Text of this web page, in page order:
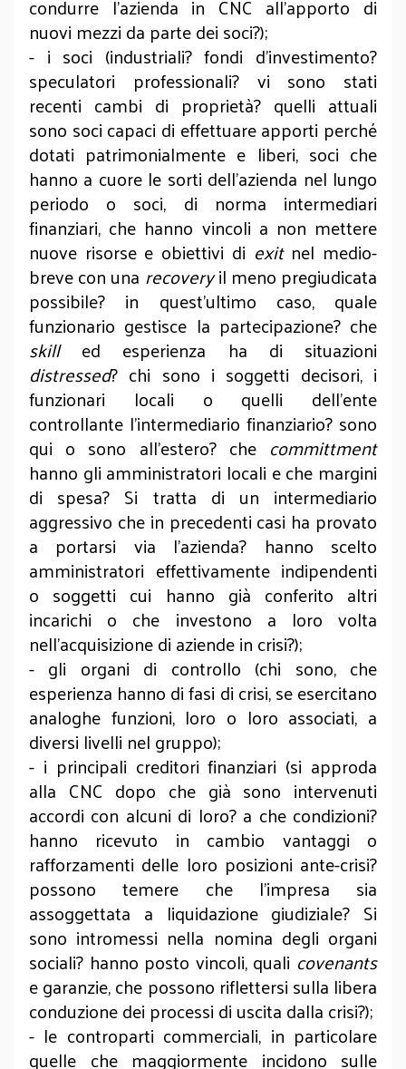
condurre l’azienda in CNC all’apporto di
nuovi mezzi da parte dei soci?);
- i soci (industriali? fondi d’investimento?
speculatori professionali? vi sono stati
recenti cambi di proprietà? quelli attuali
sono soci capaci di effettuare apporti perché
dotati patrimonialmente e liberi, soci che
hanno a cuore le sorti dell’azienda nel lungo
periodo o soci, di norma intermediari
finanziari, che hanno vincoli a non mettere
nuove risorse e obiettivi di exitnel medio-
breve con una recoveryil meno pregiudicata
possibile? in quest’ultimo caso, quale
funzionario gestisce la partecipazione? che
skill ed esperienza ha di situazioni
distressed? chi sono i soggetti decisori, i
funzionari locali o quelli dell’ente
controllante l’intermediario finanziario? sono
qui o sono all’estero? che committment
hanno gli amministratori locali e che margini
di spesa? Si tratta di un intermediario
aggressivo che in precedenti casi ha provato
a portarsi via l’azienda? hanno scelto
amministratori effettivamente indipendenti
o soggetti cui hanno già conferito altri
incarichi o che investono a loro volta
nell’acquisizione di aziende in crisi?);
- gli organi di controllo (chi sono, che
esperienza hanno di fasi di crisi, se esercitano
analoghe funzioni, loro o loro associati, a
diversi livelli nel gruppo);
- i principali creditori finanziari (si approda
alla CNC dopo che già sono intervenuti
accordi con alcuni di loro? a che condizioni?
hanno ricevuto in cambio vantaggi o
rafforzamenti delle loro posizioni ante-crisi?
possono temere che l’impresa sia
assoggettata a liquidazione giudiziale? Si
sono intromessi nella nomina degli organi
sociali? hanno posto vincoli, quali covenants
e garanzie, che possono riflettersi sulla libera
conduzione dei processi di uscita dalla crisi?);
- le controparti commerciali, in particolare
quelle che maggiormente incidono sulle